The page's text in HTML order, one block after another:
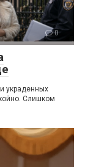
0
украденных
Слишком